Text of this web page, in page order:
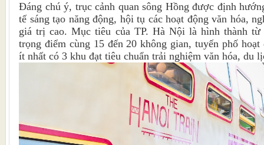
Đáng chú ý, trục cảnh quan sông Hồng được định
tế sáng tạo năng động, hội tụ các hoạt động văn hóa,
giá trị cao. Mục tiêu của TP. Hà Nội là hình thành
trọng điểm cùng 15 đến 20 không gian, tuyến phố
ít nhất có 3 khu đạt tiêu chuẩn trải nghiệm văn hóa, du